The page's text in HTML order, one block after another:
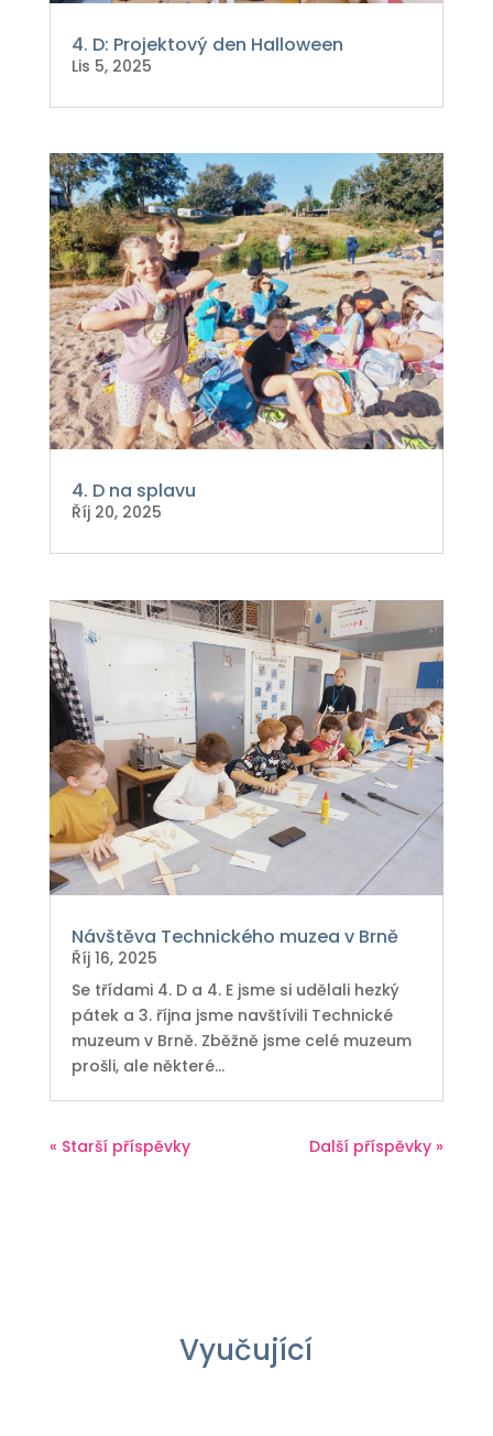
4. D: Projektový den Halloween
Lis 5, 2025
4. D na splavu
Říj 20, 2025
Návštěva Technického muzea v Brně
Říj 16, 2025
Se třídami 4. D a 4. E jsme si udělali hezký
pátek a 3. října jsme navštívili Technické
muzeum v Brně. Zběžně jsme celé muzeum
prošli, ale některé...
« Starší příspěvky Další příspěvky »
Vyučující